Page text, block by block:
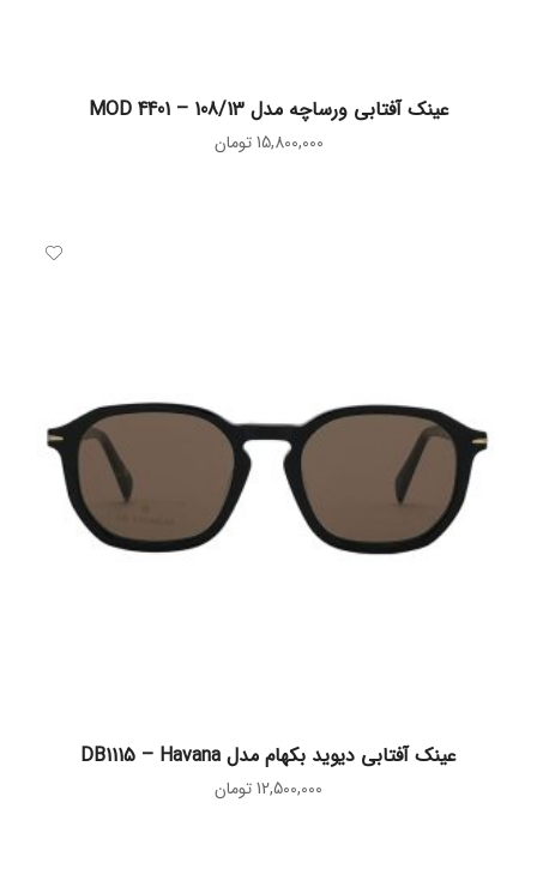
افزودن به سبد خرید
عینک آفتابی ورساچه مدل MOD 4401 – 108/13
15,800,000 تومان
افزودن به سبد خرید
عینک آفتابی دیوید بکهام مدل DB1115 – Havana
12,500,000تومان